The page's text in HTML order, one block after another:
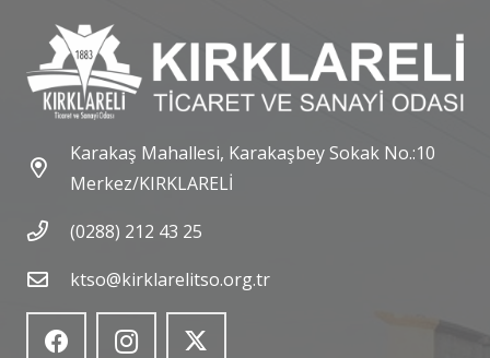
Karakaş Mahallesi, Karakaşbey Sokak No.:10
Merkez/KIRKLARELİ
(0288) 212 43 25
ktso@kirklarelitso.org.tr